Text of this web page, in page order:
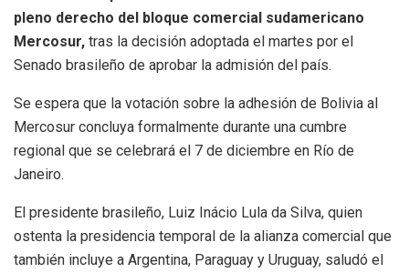
pleno derecho del bloque comercial sudamericano
Mercosur, tras la decisión adoptada el martes por el
Senado brasileño de aprobar la admisión del país.
Se espera que la votación sobre la adhesión de Bolivia al
Mercosur concluya formalmente durante una cumbre
regional que se celebrará el 7 de diciembre en Río de
Janeiro.
El presidente brasileño, Luiz Inácio Lula da Silva, quien
ostenta la presidencia temporal de la alianza comercial que
también incluye a Argentina, Paraguay y Uruguay, saludó el